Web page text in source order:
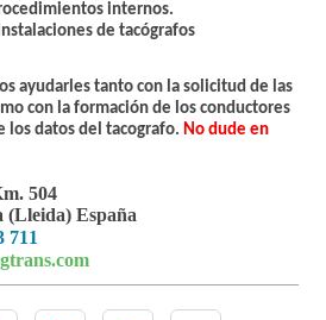
internos.
de tacógrafos
ayudarles tanto con la solicitud de las
con la formación de los conductores
los datos del tacografo. No dude en
504
(Lleida) España
711